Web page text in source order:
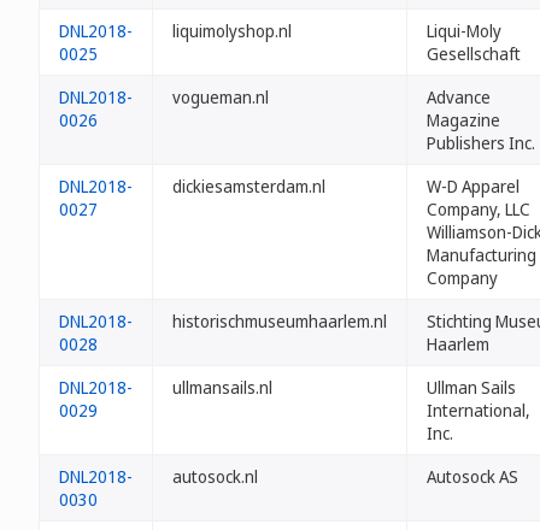
DNL2018-
0025
liquimolyshop.nl
Liqui-Moly
Gesellschaft
DNL2018-
0026
vogueman.nl
Advance
Magazine
Publishers Inc.
DNL2018-
0027
dickiesamsterdam.nl
W-D Apparel
Company, LLC
Williamson-
Manufacturing
Company
DNL2018-
0028
historischmuseumhaarlem.nl
Stichting
Haarlem
DNL2018-
0029
ullmansails.nl
Ullman Sails
International,
Inc.
DNL2018-
0030
autosock.nl Autosock AS